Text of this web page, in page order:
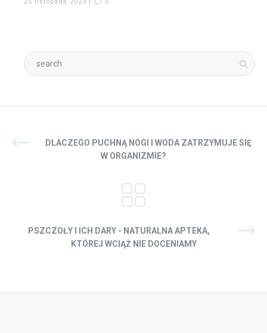
25 listopada 2023 | 3
DLACZEGO PUCHNĄ NOGI I WODA ZATRZYMUJE SIĘ
W ORGANIZMIE?
PSZCZOŁY I ICH DARY - NATURALNA APTEKA,
KTÓREJ WCIĄŻ NIE DOCENIAMY